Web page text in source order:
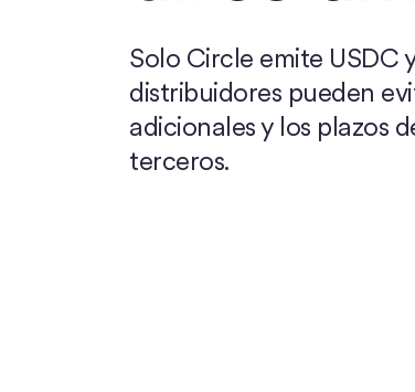
Solo Circle emite USDC
distribuidores pueden
adicionales y los plazos
terceros.